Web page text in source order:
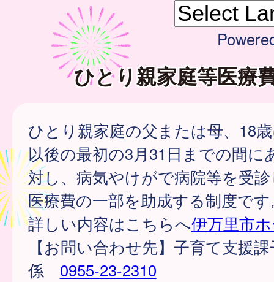
ひとり親家庭等医療
ひとり親家庭の父または母、18
以後の最初の3月31日までの間に
対し、病気やけがで病院等を受
医療費の一部を助成する制度で
詳しい内容はこちらへ伊万里市
【お問い合わせ先】子育て支援
係 0955-23-2310